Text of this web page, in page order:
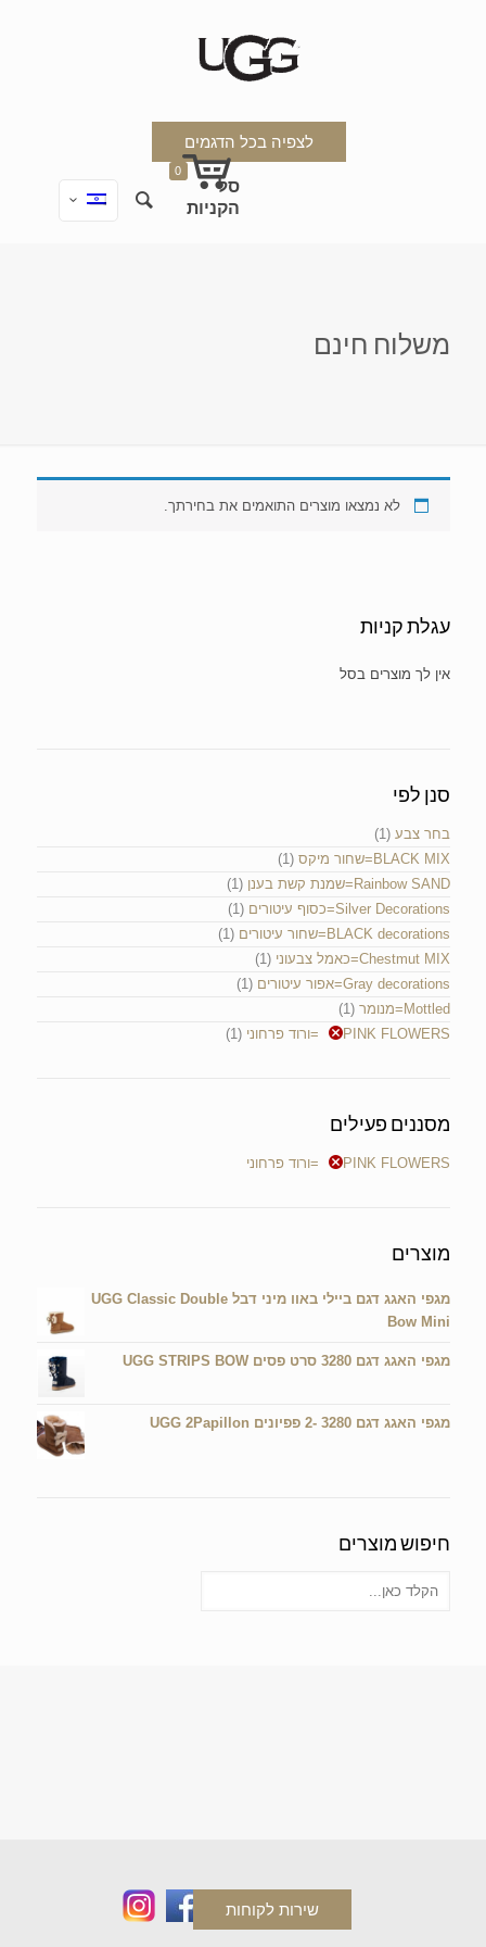
לצפיה בכל הדגמים
0
משלוח חינם
לא נמצאו מוצרים התואמים את בחירתך.
עגלת קניות
סנן לפי
בחר צבע (1)
BLACK MIX=שחור מיקס
(1)
Rainbow SAND=שמנת קשת בענן
(1)
Silver Decorations=כסוף עיטורים
(1)
BLACK decorations=שחור עיטורים
(1)
Chestmut MIX=כאמל צבעוני
(1)
Gray decorations=אפור עיטורים
(1)
Mottled=מנומר
(1)
PINK FLOWERS=ורוד פרחוני
(1)
מסננים פעילים
PINK FLOWERS=ורוד פרחוני
מוצרים
מגפי האגג דגם ביילי באוו מיני דבל UGG Classic Double
Bow Mini
מגפי האגג דגם 3280 סרט פסים UGG STRIPS BOW
מגפי האגג דגם 3280 -2 פפיונים UGG 2Papillon
חיפוש מוצרים
שירות לקוחות